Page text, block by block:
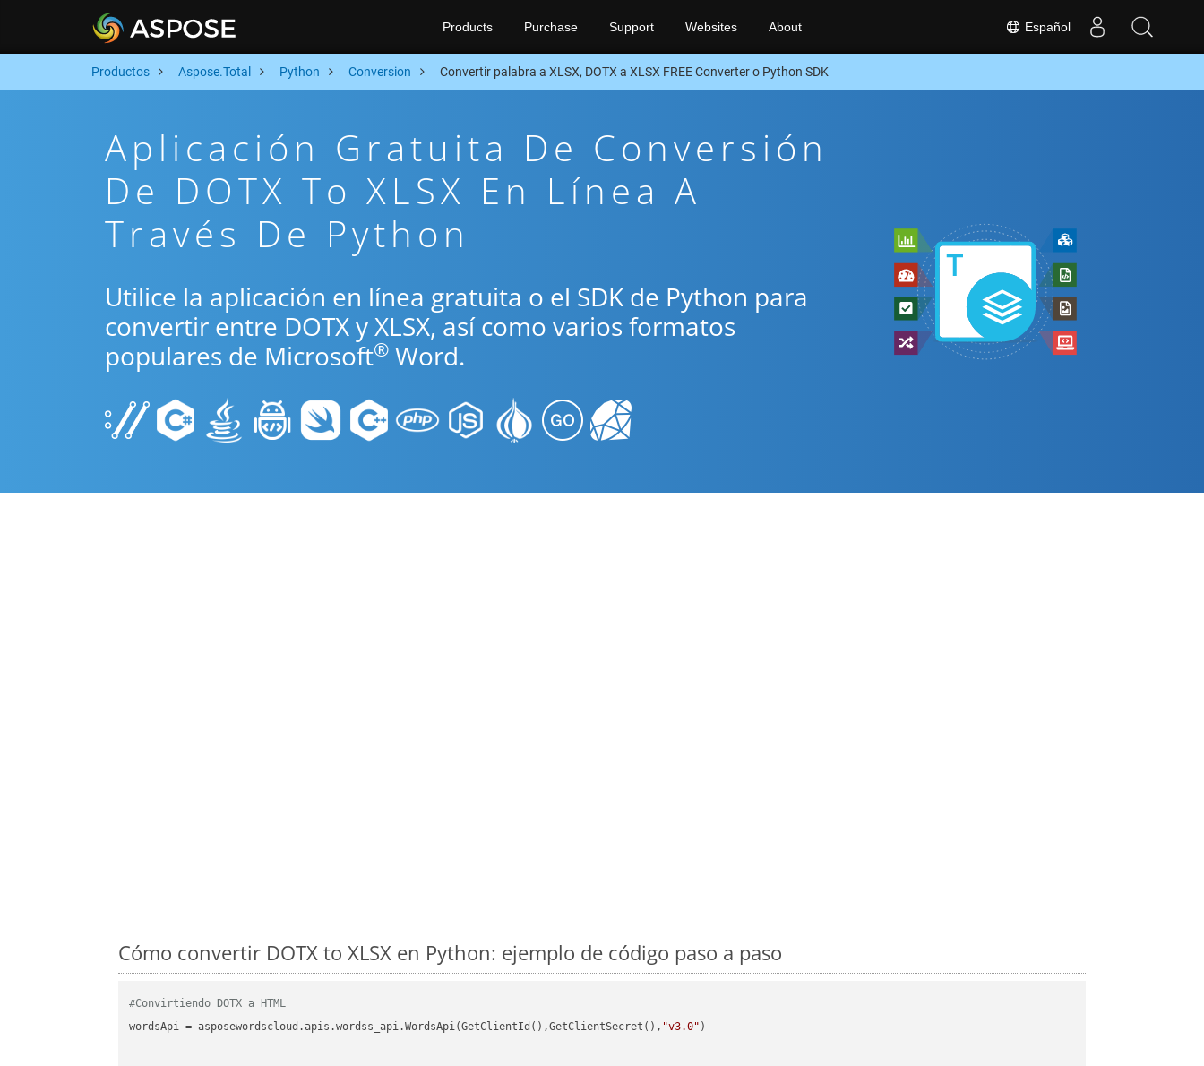
Español
Products Purchase Support Websites About
Productos Aspose.Total Python Conversion Convertir palabra a XLSX, DOTX a XLSX FREE Converter o Python SDK
Aplicación Gratuita De Conversión
De DOTX To XLSX En Línea A
Través De Python
Utilice la aplicación en línea gratuita o el SDK de Python para
convertir entre DOTX y XLSX, así como varios formatos
populares de Microsoft® Word.
Cómo convertir DOTX to XLSX en Python: ejemplo de código paso a paso
#Convirtiendo DOTX a HTML
wordsApi = asposewordscloud.apis.wordss_api.WordsApi(GetClientId(),GetClientSecret(), "v3.0" )